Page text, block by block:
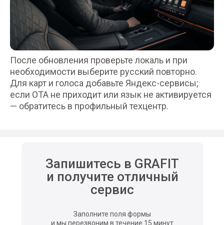
После обновления проверьте локаль и при
необходимости выберите русский повторно.
Для карт и голоса добавьте Яндекс-сервисы;
если OTA не приходит или язык не активируется
— обратитесь в профильный техцентр.
Запишитесь в GRAFIT
и получите отличный
сервис
Заполните поля формы
и мы перезвоним в течение 15 минут
ОГРН 1252300044611
VOYAH
Avatr
ZEEKR
Русификация
LiXiang
Партнёрам/
Сотрудничество
Сервис
Lynk & Co
Блог
Отзывы
О нас
Техцентр
2026. Все права защищены.